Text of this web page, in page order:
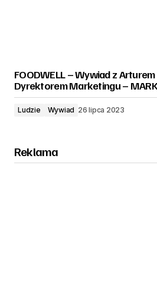
FOODWELL – Wywiad z
Dyrektorem Marketingu –
Ludzie Wywiad 26 lipca 2023
Reklama